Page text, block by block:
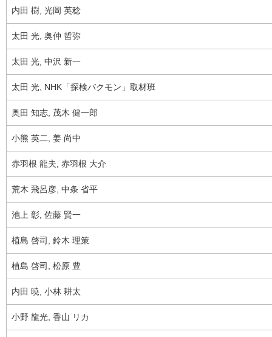
内田 樹, 光岡 英稔
太田 光, 奥仲 哲弥
太田 光, 中沢 新一
太田 光, NHK「探検バクモン」取材班
奥田 知志, 茂木 健一郎
小熊 英二, 姜 尚中
赤羽根 龍夫, 赤羽根 大介
荒木 飛呂彦, 中条 省平
池上 彰, 佐藤 賢一
植島 啓司, 鈴木 理策
植島 啓司, 松原 豊
内田 暁, 小林 耕太
小野 龍光, 香山 リカ